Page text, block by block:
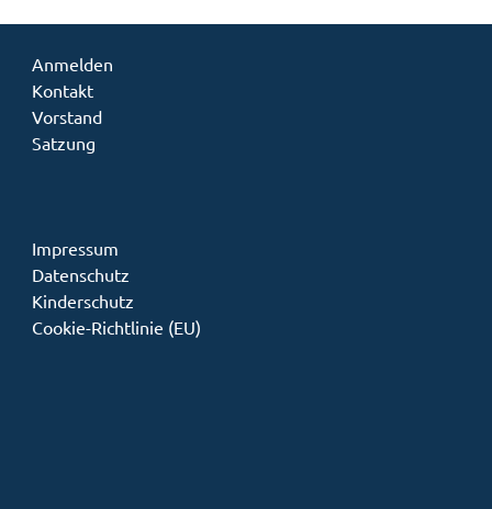
Anmelden
Kontakt
Vorstand
Satzung
Impressum
Datenschutz
Kinderschutz
Cookie-Richtlinie (EU)